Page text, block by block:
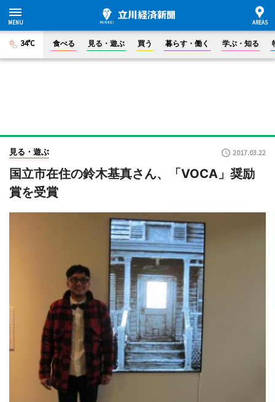
34°C 食べる 見る・遊ぶ 買う 暮らす・働く 学ぶ・知る
見る・遊ぶ 2017.03.22
国立市在住の鈴木基真さん、「VOCA」奨励
賞を受賞